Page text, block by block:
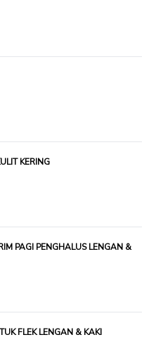
KERING
PAGI PENGHALUS LENGAN &
FLEK LENGAN & KAKI